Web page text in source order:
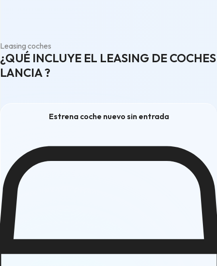
Leasing coches
¿QUÉ INCLUYE EL LEASING DE COCHES
LANCIA ?
Estrena coche nuevo sin entrada